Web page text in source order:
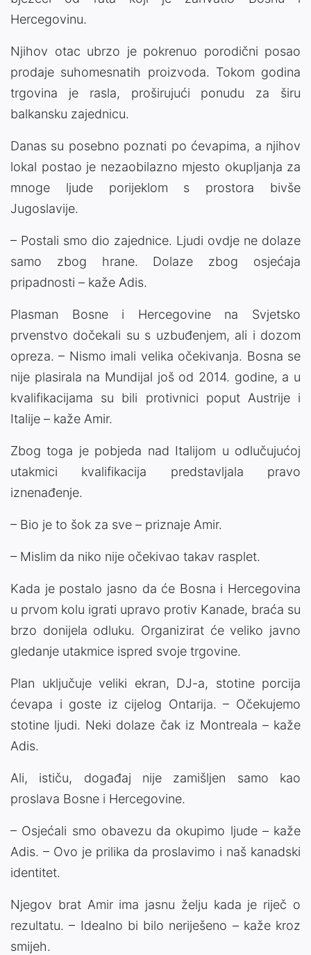
Hercegovinu.
Njihov otac ubrzo je pokrenuo porodični posao
prodaje suhomesnatih proizvoda. Tokom godina
trgovina je rasla, proširujući ponudu za širu
balkansku zajednicu.
Danas su posebno poznati po ćevapima, a njihov
lokal postao je nezaobilazno mjesto okupljanja za
mnoge ljude porijeklom s prostora bivše
Jugoslavije.
– Postali smo dio zajednice. Ljudi ovdje ne dolaze
samo zbog hrane. Dolaze zbog osjećaja
pripadnosti – kaže Adis.
Plasman Bosne i Hercegovine na Svjetsko
prvenstvo dočekali su s uzbuđenjem, ali i dozom
opreza. – Nismo imali velika očekivanja. Bosna se
nije plasirala na Mundijal još od 2014. godine, a u
kvalifikacijama su bili protivnici poput Austrije i
Italije – kaže Amir.
Zbog toga je pobjeda nad Italijom u odlučujućoj
utakmici kvalifikacija predstavljala pravo
iznenađenje.
– Bio je to šok za sve – priznaje Amir.
– Mislim da niko nije očekivao takav rasplet.
Kada je postalo jasno da će Bosna i Hercegovina
u prvom kolu igrati upravo protiv Kanade, braća su
brzo donijela odluku. Organizirat će veliko javno
gledanje utakmice ispred svoje trgovine.
Plan uključuje veliki ekran, DJ-a, stotine porcija
ćevapa i goste iz cijelog Ontarija. – Očekujemo
stotine ljudi. Neki dolaze čak iz Montreala – kaže
Adis.
Ali, ističu, događaj nije zamišljen samo kao
proslava Bosne i Hercegovine.
– Osjećali smo obavezu da okupimo ljude – kaže
Adis. – Ovo je prilika da proslavimo i naš kanadski
identitet.
Njegov brat Amir ima jasnu želju kada je riječ o
rezultatu. – Idealno bi bilo neriješeno – kaže kroz
smijeh.